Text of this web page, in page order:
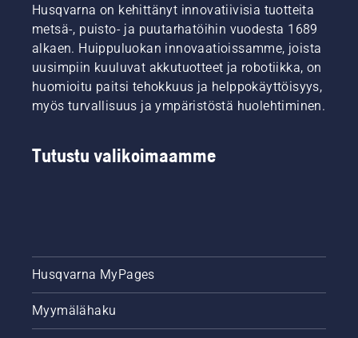
Husqvarna on kehittänyt innovatiivisia tuotteita
metsä-, puisto- ja puutarhatöihin vuodesta 1689
alkaen. Huippuluokan innovaatioissamme, joista
uusimpiin kuuluvat akkutuotteet ja robotiikka, on
huomioitu paitsi tehokkuus ja helppokäyttöisyys,
myös turvallisuus ja ympäristöstä huolehtiminen.
Tutustu valikoimaamme
Husqvarna MyPages
Myymälähaku